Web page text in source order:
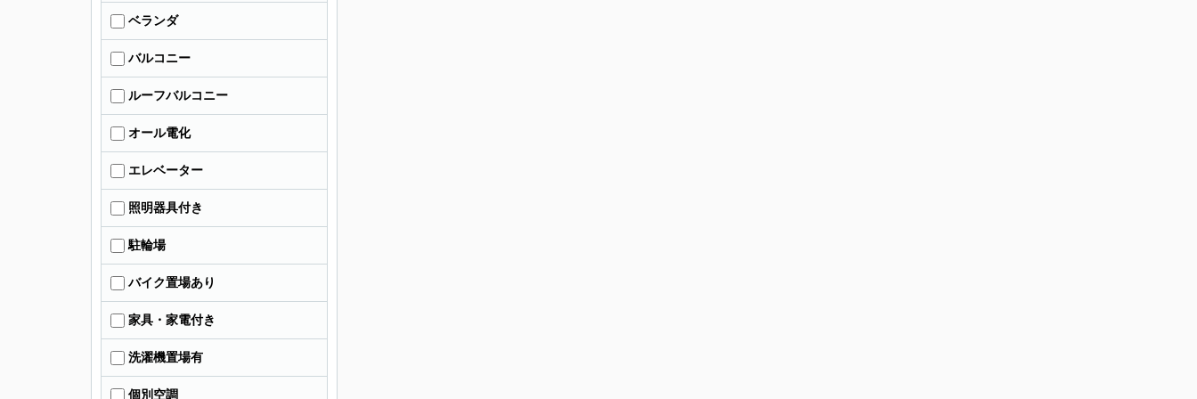
ベランダ
バルコニー
ルーフバルコニー
オール電化
エレベーター
照明器具付き
駐輪場
バイク置場あり
家具・家電付き
洗濯機置場有
個別空調